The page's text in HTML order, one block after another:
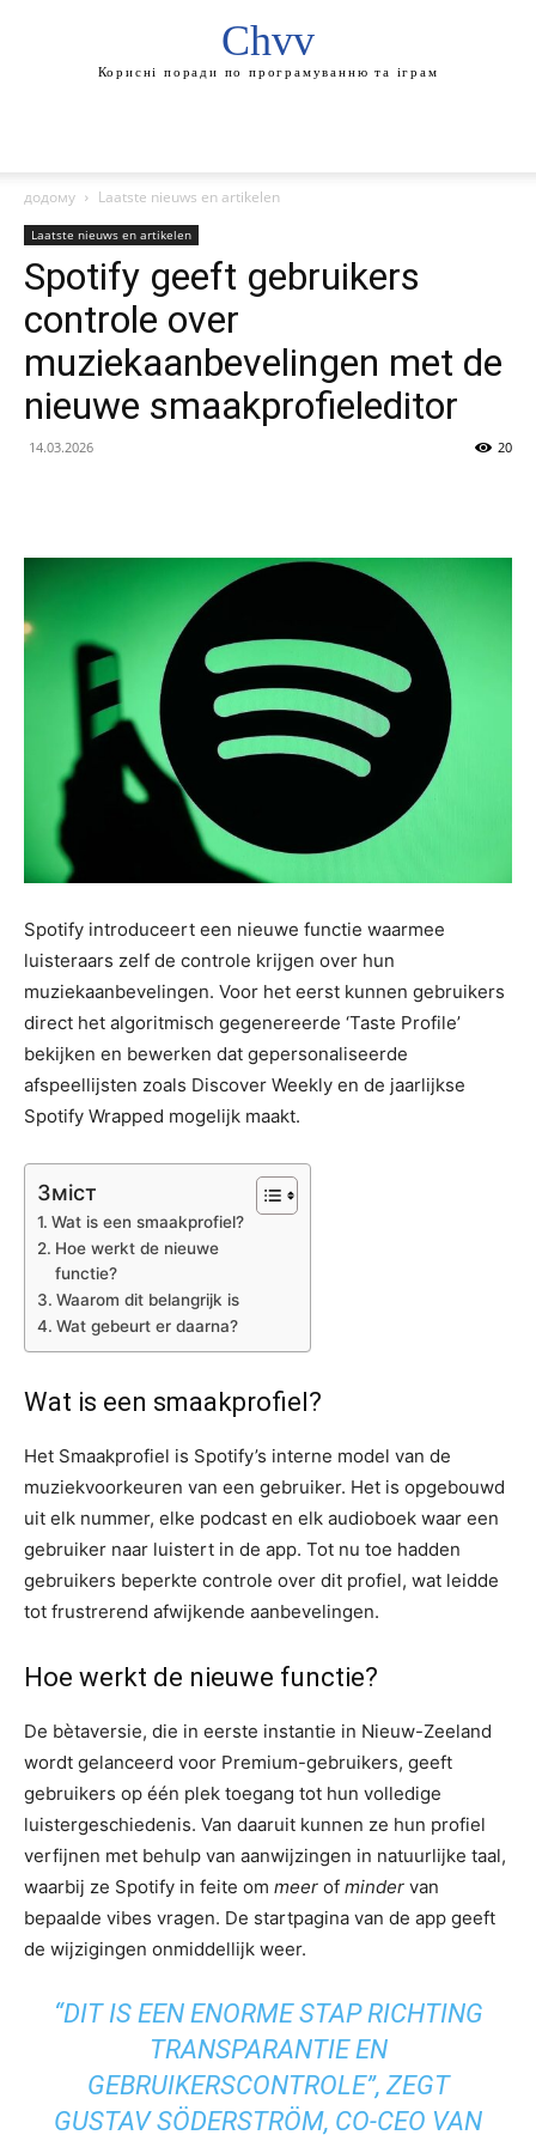
Chvv
Корисні поради по програмуванню та іграм
додому Laatste nieuws en artikelen
Laatste nieuws en artikelen
Spotify geeft gebruikers
controle over
muziekaanbevelingen met de
nieuwe smaakprofieleditor
14.03.2026 20
Spotify introduceert een nieuwe functie waarmee
luisteraars zelf de controle krijgen over hun
muziekaanbevelingen. Voor het eerst kunnen gebruikers
direct het algoritmisch gegenereerde ‘Taste Profile’
bekijken en bewerken dat gepersonaliseerde
afspeellijsten zoals Discover Weekly en de jaarlijkse
Spotify Wrapped mogelijk maakt.
Зміст
Wat is een smaakprofiel?
Hoe werkt de nieuwe
functie?
Waarom dit belangrijk is
Wat gebeurt er daarna?
Wat is een smaakprofiel?
Het Smaakprofiel is Spotify’s interne model van de
muziekvoorkeuren van een gebruiker. Het is opgebouwd
uit elk nummer, elke podcast en elk audioboek waar een
gebruiker naar luistert in de app. Tot nu toe hadden
gebruikers beperkte controle over dit profiel, wat leidde
tot frustrerend afwijkende aanbevelingen.
Hoe werkt de nieuwe functie?
De bètaversie, die in eerste instantie in Nieuw-Zeeland
wordt gelanceerd voor Premium-gebruikers, geeft
gebruikers op één plek toegang tot hun volledige
luistergeschiedenis. Van daaruit kunnen ze hun profiel
verfijnen met behulp van aanwijzingen in natuurlijke taal,
waarbij ze Spotify in feite om meer of minder van
bepaalde vibes vragen. De startpagina van de app geeft
de wijzigingen onmiddellijk weer.
“DIT IS EEN ENORME STAP RICHTING
TRANSPARANTIE EN
GEBRUIKERSCONTROLE”, ZEGT
GUSTAV SÖDERSTRÖM, CO-CEO VAN